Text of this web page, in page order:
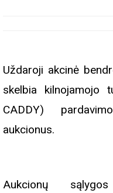
Uždaroji akcinė
skelbia kilnojamojo
CADDY)
aukcionus.
Aukcionų